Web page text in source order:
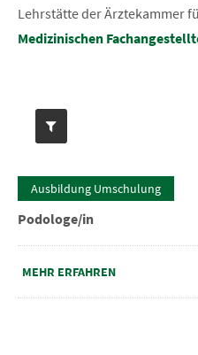
Lehrstätte der Ärztekammer
Medizinischen
Ausbildung Umschulung
Podologe/in
MEHR ERFAHREN